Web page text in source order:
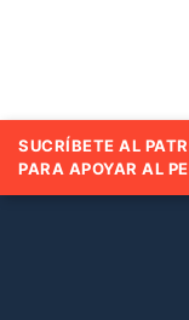
SUCRÍBETE AL
PARA APOYAR AL